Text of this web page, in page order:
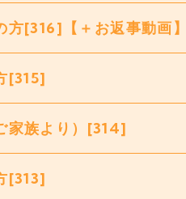
方[316]【＋お返事動画
[315]
家族より）[314]
[313]